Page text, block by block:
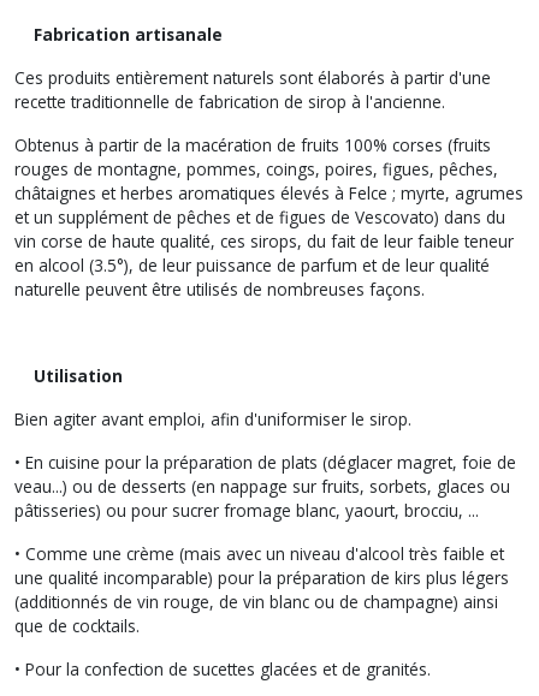
Fabrication artisanale
Ces produits entièrement naturels sont élaborés à partir d'une
recette traditionnelle de fabrication de sirop à l'ancienne.
Obtenus à partir de la macération de fruits 100% corses (fruits
rouges de montagne, pommes, coings, poires, figues, pêches,
châtaignes et herbes aromatiques élevés à Felce ; myrte, agrumes
et un supplément de pêches et de figues de Vescovato) dans du
vin corse de haute qualité, ces sirops, du fait de leur faible teneur
en alcool (3.5°), de leur puissance de parfum et de leur qualité
naturelle peuvent être utilisés de nombreuses façons.
Utilisation
Bien agiter avant emploi, afin d'uniformiser le sirop.
• En cuisine pour la préparation de plats (déglacer magret, foie de
veau...) ou de desserts (en nappage sur fruits, sorbets, glaces ou
pâtisseries) ou pour sucrer fromage blanc, yaourt, brocciu, ...
• Comme une crème (mais avec un niveau d'alcool très faible et
une qualité incomparable) pour la préparation de kirs plus légers
(additionnés de vin rouge, de vin blanc ou de champagne) ainsi
que de cocktails.
• Pour la confection de sucettes glacées et de granités.